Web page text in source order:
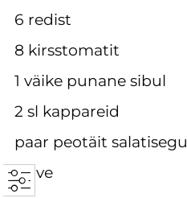
6 redist
8 kirsstomatit
1 väike punane sibul
2 sl kappareid
paar peotäit salatisegu
oliive